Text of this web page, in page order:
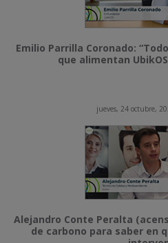
Emilio Parrilla Coronado:
que alimentan
jueves, 24 octubre,
Alejandro Conte Peralta
de carbono para saber en